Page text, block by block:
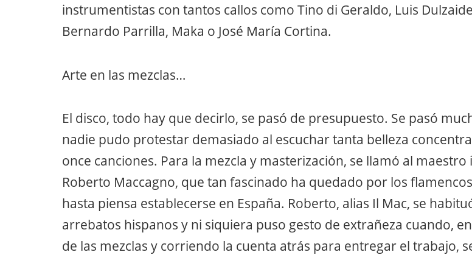
instrumentistas con tantos callos como Tino di Geraldo, Luis
Bernardo Parrilla, Maka o José María Cortina.
Arte en las mezclas…
El disco, todo hay que decirlo, se pasó de presupuesto. Se pasó
nadie pudo protestar demasiado al escuchar tanta belleza
once canciones. Para la mezcla y masterización, se llamó al maestro
Roberto Maccagno, que tan fascinado ha quedado por los
hasta piensa establecerse en España. Roberto, alias Il Mac, se
arrebatos hispanos y ni siquiera puso gesto de extrañeza cuando,
de las mezclas y corriendo la cuenta atrás para entregar el trabajo,